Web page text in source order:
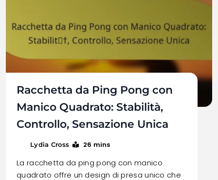
Racchetta da Ping Pong con
Manico Quadrato: Stabilità,
Controllo, Sensazione Unica
Lydia Cross 26 mins
La racchetta da ping pong con manico
quadrato offre un design di presa unico che